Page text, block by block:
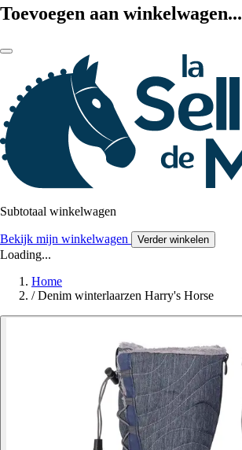
Toevoegen aan winkelwagen...
Subtotaal winkelwagen
Bekijk mijn winkelwagen Verder winkelen
Loading...
Home
/ Denim winterlaarzen Harry's Horse